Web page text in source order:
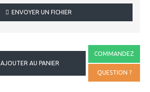
ENVOYER UN FICHIER
AJOUTER AU PANIER
COMMANDEZ
QUESTION ?